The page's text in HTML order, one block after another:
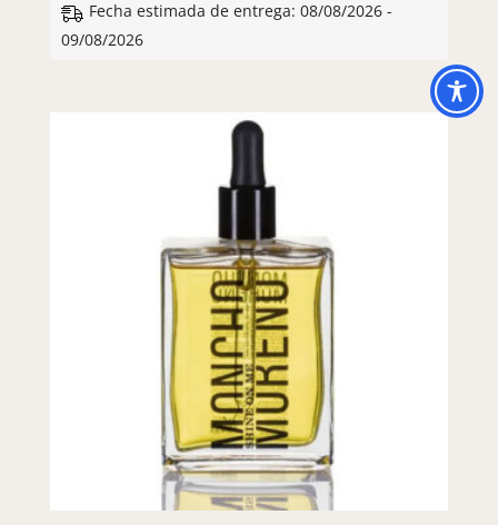
Fecha estimada de entrega: 08/08/2026 -
09/08/2026